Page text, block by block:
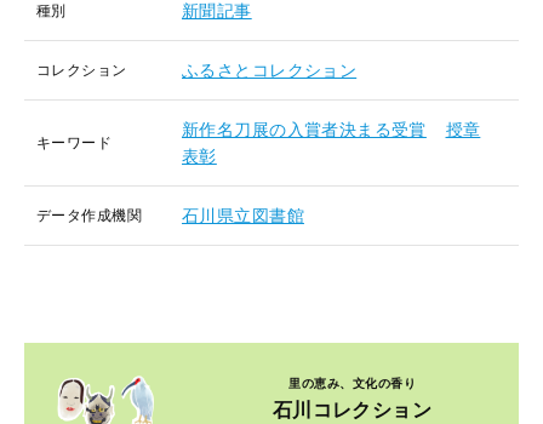
種別 新聞記事
コレクション ふるさとコレクション
キーワード
新作名刀展の入賞者決まる受賞
授章
表彰
データ作成機関 石川県立図書館
里の恵み、文化の香り
石川コレクション